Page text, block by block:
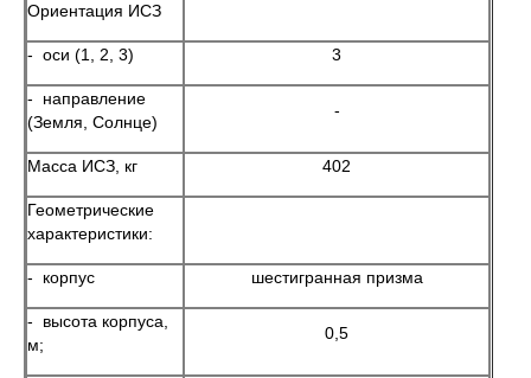
Ориентация ИСЗ
- оси (1, 2, 3) 3
- направление
(Земля, Солнце)
-
Масса ИСЗ, кг 402
Геометрические
характеристики:
- корпус шестигранная призма
- высота корпуса,
м;
0,5